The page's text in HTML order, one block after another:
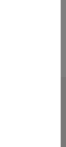
QUE VOCÊ